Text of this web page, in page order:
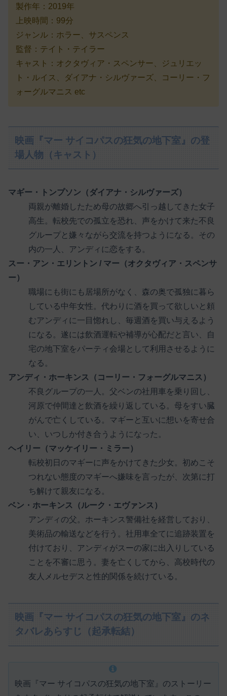
製作年：2019年
上映時間：99分
ジャンル：ホラー、サスペンス
監督：テイト・テイラー
キャスト：オクタヴィア・スペンサー、ジュリエッ
ト・ルイス、ダイアナ・シルヴァーズ、コーリー・フ
ォーグルマニス etc
映画『マー サイコパスの狂気の地下室』の登
場人物（キャスト）
マギー・トンプソン（ダイアナ・シルヴァーズ）
両親が離婚したため母の故郷へ引っ越してきた女子
高生。転校先での孤立を恐れ、声をかけて来た不良
グループと嫌々ながら交流を持つようになる。その
内の一人、アンディに恋をする。
スー・アン・エリントン / マー（オクタヴィア・スペンサ
ー）
職場にも街にも居場所がなく、森の奥で孤独に暮ら
している中年女性。代わりに酒を買って欲しいと頼
むアンディに一目惚れし、毎週酒を買い与えるよう
になる。遂には飲酒運転や補導が心配だと言い、自
宅の地下室をパーティ会場として利用させるように
なる。
アンディ・ホーキンス（コーリー・フォーグルマニス）
不良グループの一人。父ベンの社用車を乗り回し、
河原で仲間達と飲酒を繰り返している。母をすい臓
がんで亡くしている。マギーと互いに想いを寄せ合
い、いつしか付き合うようになった。
ヘイリー（マッケイリー・ミラー）
転校初日のマギーに声をかけてきた少女。初めこそ
つれない態度のマギーへ嫌味を言ったが、次第に打
ち解けて親友になる。
ベン・ホーキンス（ルーク・エヴァンス）
アンディの父。ホーキンス警備社を経営しており、
美術品の輸送などを行う。社用車全てに追跡装置を
付けており、アンディがスーの家に出入りしている
ことを不審に思う。妻を亡くしてから、高校時代の
友人メルセデスと性的関係を続けている。
映画『マー サイコパスの狂気の地下室』のネ
タバレあらすじ（起承転結）
映画『マー サイコパスの狂気の地下室』のストーリー